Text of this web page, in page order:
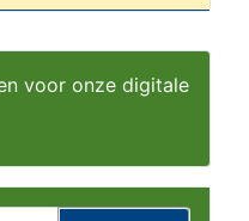
voor onze digitale